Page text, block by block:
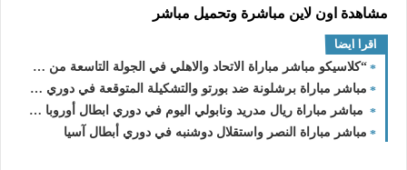
مشاهدة اون لاين مباشرة وتحميل مباشر
اقرا ايضا
“كلاسيكو مباشر مباراة الاتحاد والاهلي في الجولة التاسعة من دوري روشن السعودي 2023-2024
مباشر مباراة برشلونة ضد بورتو والتشكيلة المتوقعة في دوري الأبطال
مباشر مباراة ريال مدريد ونابولي اليوم في دوري ابطال أوروبا والقنوات الناقلة
مباشر مباراة النصر واستقلال دوشنبه في دوري أبطال آسيا